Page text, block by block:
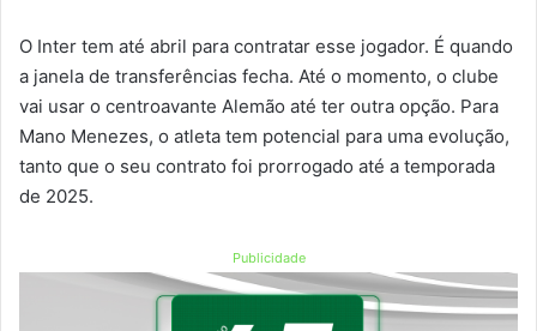
O Inter tem até abril para contratar esse jogador. É quando
a janela de transferências fecha. Até o momento, o clube
vai usar o centroavante Alemão até ter outra opção. Para
Mano Menezes, o atleta tem potencial para uma evolução,
tanto que o seu contrato foi prorrogado até a temporada
de 2025.
Publicidade